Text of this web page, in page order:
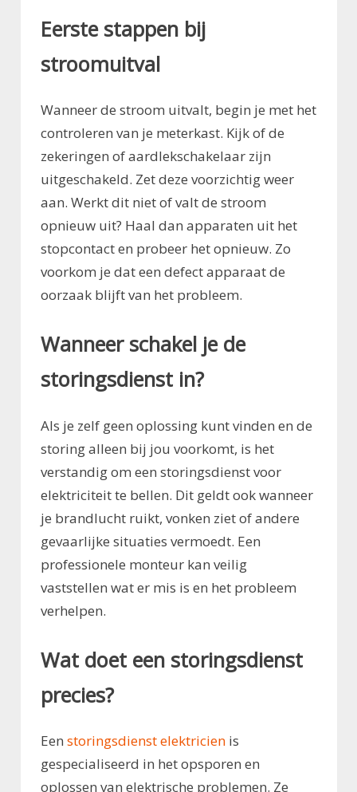
Eerste stappen bij
stroomuitval
Wanneer de stroom uitvalt, begin je met het
controleren van je meterkast. Kijk of de
zekeringen of aardlekschakelaar zijn
uitgeschakeld. Zet deze voorzichtig weer
aan. Werkt dit niet of valt de stroom
opnieuw uit? Haal dan apparaten uit het
stopcontact en probeer het opnieuw. Zo
voorkom je dat een defect apparaat de
oorzaak blijft van het probleem.
Wanneer schakel je de
storingsdienst in?
Als je zelf geen oplossing kunt vinden en de
storing alleen bij jou voorkomt, is het
verstandig om een storingsdienst voor
elektriciteit te bellen. Dit geldt ook wanneer
je brandlucht ruikt, vonken ziet of andere
gevaarlijke situaties vermoedt. Een
professionele monteur kan veilig
vaststellen wat er mis is en het probleem
verhelpen.
Wat doet een storingsdienst
precies?
Een storingsdienst elektricien is
gespecialiseerd in het opsporen en
oplossen van elektrische problemen. Ze